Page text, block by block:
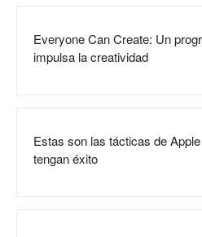
Everyone Can Create: Un
impulsa la creatividad
Estas son las tácticas de
tengan éxito